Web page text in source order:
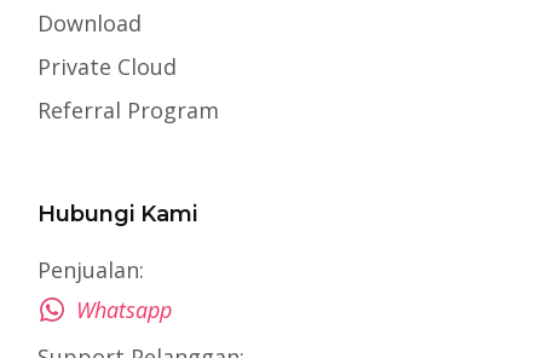
Download
Private Cloud
Referral Program
Hubungi Kami
Penjualan:
Whatsapp